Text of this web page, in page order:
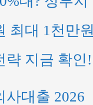
최대 1천만원
략 지금 확인!
사대출 2026